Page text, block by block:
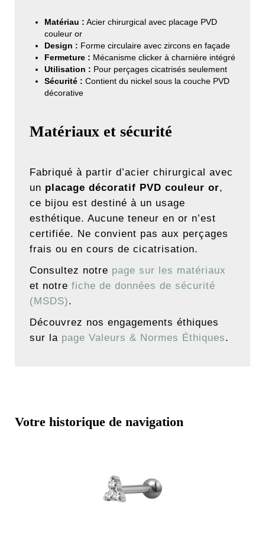
Matériau : Acier chirurgical avec placage PVD
couleur or
Design : Forme circulaire avec zircons en façade
Fermeture : Mécanisme clicker à charnière intégré
Utilisation : Pour perçages cicatrisés seulement
Sécurité : Contient du nickel sous la couche PVD
décorative
Matériaux et sécurité
Fabriqué à partir d’acier chirurgical avec
un placage décoratif PVD couleur or,
ce bijou est destiné à un usage
esthétique. Aucune teneur en or n’est
certifiée. Ne convient pas aux perçages
frais ou en cours de cicatrisation.
Consultez notre page sur les matériaux
et notre fiche de données de sécurité
(MSDS).
Découvrez nos engagements éthiques
sur la page Valeurs & Normes Éthiques.
Votre historique de navigation